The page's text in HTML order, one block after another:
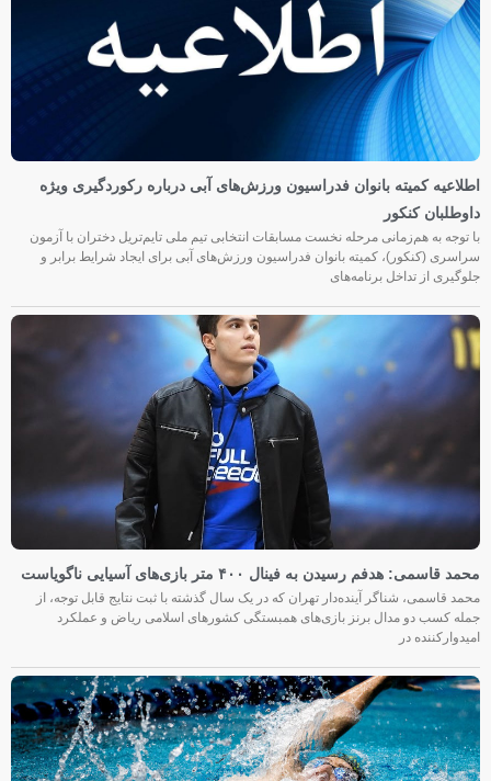
اطلاعیه کمیته بانوان فدراسیون ورزش‌های آبی درباره رکوردگیری ویژه
داوطلبان کنکور
با توجه به هم‌زمانی مرحله نخست مسابقات انتخابی تیم ملی تایم‌تریل دختران با آزمون
سراسری (کنکور)، کمیته بانوان فدراسیون ورزش‌های آبی برای ایجاد شرایط برابر و
جلوگیری از تداخل برنامه‌های
محمد قاسمی: هدفم رسیدن به فینال ۴۰۰ متر بازی‌های آسیایی ناگویاست
محمد قاسمی، شناگر آینده‌دار تهران که در یک سال گذشته با ثبت نتایج قابل توجه، از
جمله کسب دو مدال برنز بازی‌های همبستگی کشورهای اسلامی ریاض و عملکرد
امیدوارکننده در